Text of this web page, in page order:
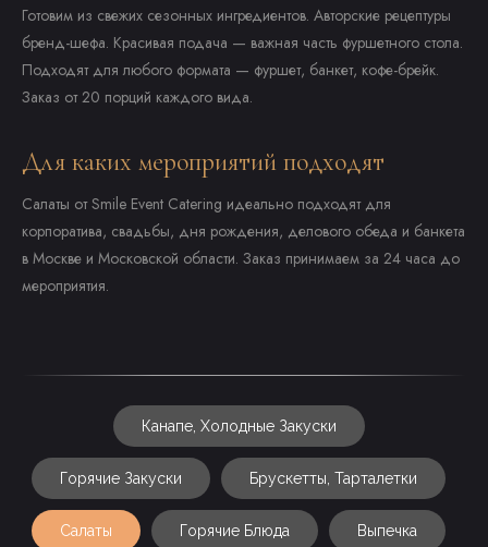
Готовим из свежих сезонных ингредиентов. Авторские рецептуры
бренд-шефа. Красивая подача — важная часть фуршетного стола.
Подходят для любого формата — фуршет, банкет, кофе-брейк.
Заказ от 20 порций каждого вида.
Для каких мероприятий подходят
Салаты от Smile Event Catering идеально подходят для
корпоратива, свадьбы, дня рождения, делового обеда и банкета
в Москве и Московской области. Заказ принимаем за 24 часа до
мероприятия.
Канапе, Холодные Закуски
Горячие Закуски Брускетты, Тарталетки
Салаты Горячие Блюда Выпечка